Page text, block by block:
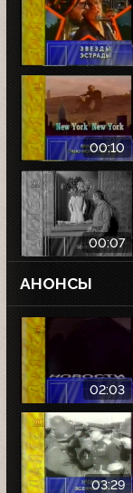
00:10
00:07
АНОНСЫ
02:03
03:29